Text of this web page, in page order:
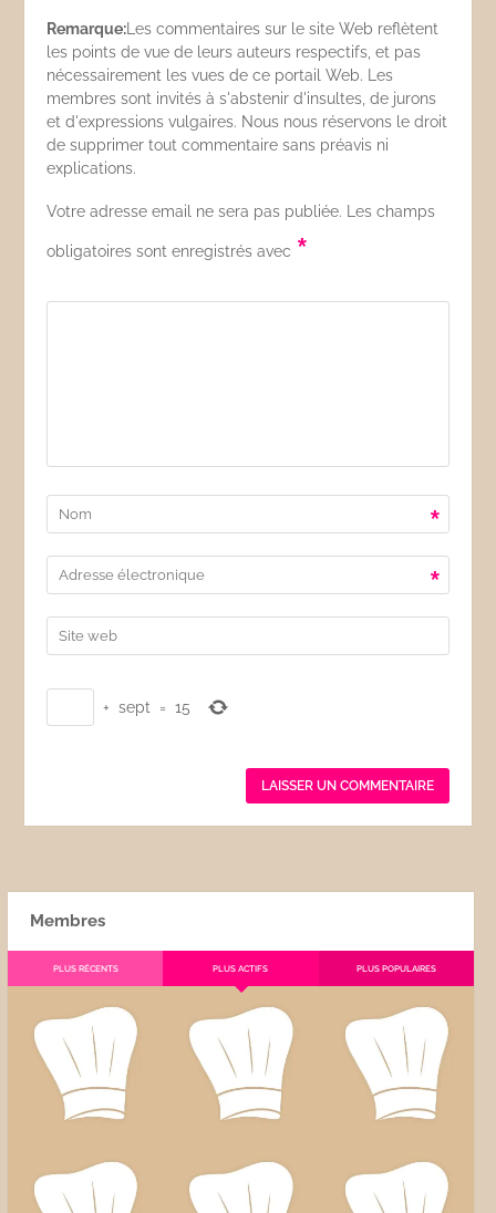
Remarque: Les commentaires sur le site Web reflètent
les points de vue de leurs auteurs respectifs, et pas
nécessairement les vues de ce portail Web. Les
membres sont invités à s'abstenir d'insultes, de jurons
et d'expressions vulgaires. Nous nous réservons le droit
de supprimer tout commentaire sans préavis ni
explications.
Votre adresse email ne sera pas publiée. Les champs
obligatoires sont enregistrés avec *
*
*
+ sept = 15
Membres
PLUS RÉCENTS PLUS ACTIFS PLUS POPULAIRES